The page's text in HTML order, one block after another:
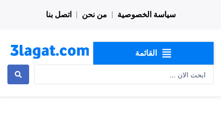
سياسة الخصوصية من نحن اتصل بنا
القائمة